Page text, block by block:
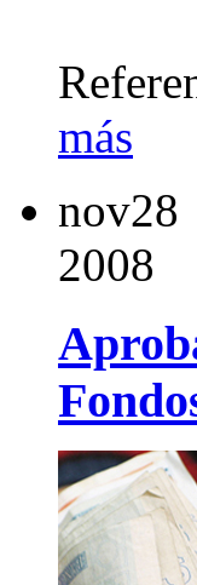
más
nov28
2008